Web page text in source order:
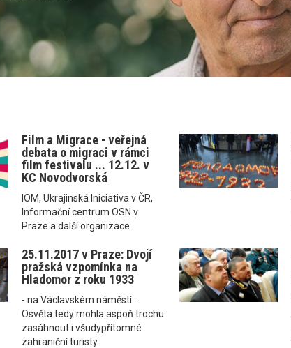
Film a Migrace - veřejná
debata o migraci v rámci
film festivalu ... 12.12. v
KC Novodvorská
IOM, Ukrajinská Iniciativa v ČR,
Informační centrum OSN v
Praze a další organizace
25.11.2017 v Praze: Dvojí
pražská vzpomínka na
Hladomor z roku 1933
- na Václavském náměstí ...
Osvěta tedy mohla aspoň trochu
zasáhnout i všudypřítomné
zahraniční turisty.